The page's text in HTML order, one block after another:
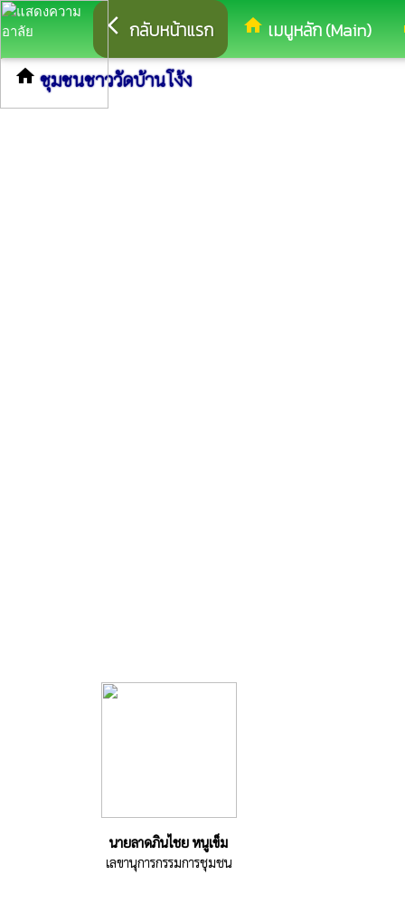
arrow_back_ios กลับหน้าแรก home เมนูหลัก (Main)
home ชุมชนชาววัดบ้านโง้ง
นายลาดภินไชย หนูเข็ม
เลขานุการกรรมการชุมชน